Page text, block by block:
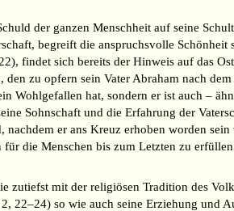
der ganzen Menschheit auf seine
begreift die anspruchsvolle Schönheit
findet sich bereits der Hinweis auf das
zu opfern sein Vater Abraham nach
Wohlgefallen hat, sondern er ist auch –
Sohnschaft und die Erfahrung der
er ans Kreuz erhoben worden
die Menschen bis zum Letzten zu
zutiefst mit der religiösen Tradition des
22–24) so wie auch seine Erziehung und